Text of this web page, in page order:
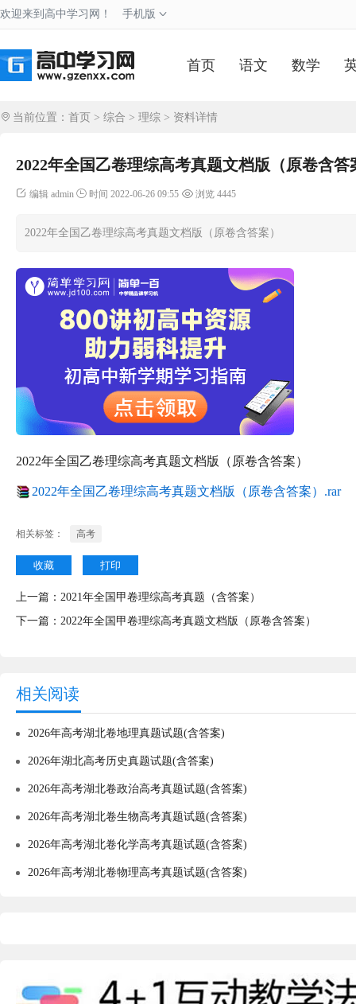
欢迎来到高中学习网！ 手机版
首页 语文 数学
当前位置： 首页 > 综合 > 理综 > 资料详情
2022年全国乙卷理综高考真题文档版（原卷含答
编辑 admin 时间 2022-06-26 09:55 浏览 4445
2022年全国乙卷理综高考真题文档版（原卷含答案）
2022年全国乙卷理综高考真题文档版（原卷含答案）
2022年全国乙卷理综高考真题文档版（原卷含答案）.rar
相关标签： 高考
收藏 打印
上一篇： 2021年全国甲卷理综高考真题（含答案）
下一篇： 2022年全国甲卷理综高考真题文档版（原卷含答案）
相关阅读
2026年高考湖北卷地理真题试题(含答案)
2026年湖北高考历史真题试题(含答案)
2026年高考湖北卷政治高考真题试题(含答案)
2026年高考湖北卷生物高考真题试题(含答案)
2026年高考湖北卷化学高考真题试题(含答案)
2026年高考湖北卷物理高考真题试题(含答案)